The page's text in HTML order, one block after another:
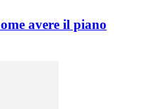
avere il piano